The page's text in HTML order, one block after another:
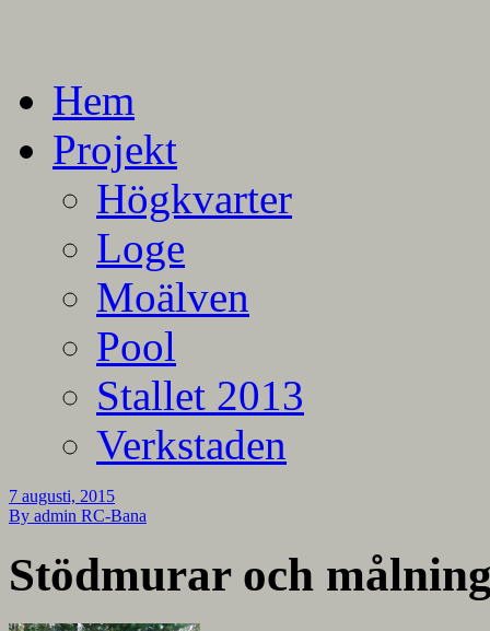
Hem
Projekt
Högkvarter
Loge
Moälven
Pool
Stallet 2013
Verkstaden
7 augusti, 2015
By admin RC-Bana
Stödmurar och